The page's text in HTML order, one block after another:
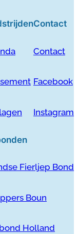
Contact
Contact
Facebook
Instagram
Fierljep Bond
Boun
Holland